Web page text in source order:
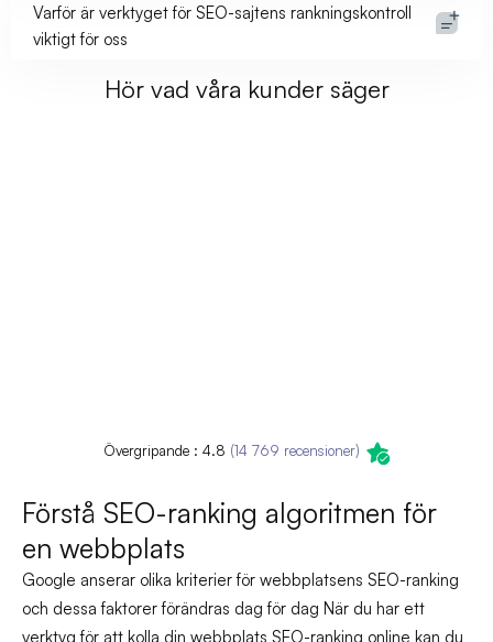
Varför är verktyget för SEO-sajtens rankningskontroll
viktigt för oss
Hör vad våra kunder säger
Övergripande : 4.8 (14 769 recensioner)
Förstå SEO-ranking algoritmen för
en webbplats
Google anserar olika kriterier för webbplatsens SEO-ranking
och dessa faktorer förändras dag för dag När du har ett
verktyg för att kolla din webbplats SEO-ranking online kan du